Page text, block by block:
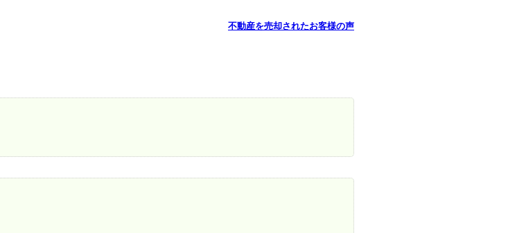
不動産を売却されたお客様の声